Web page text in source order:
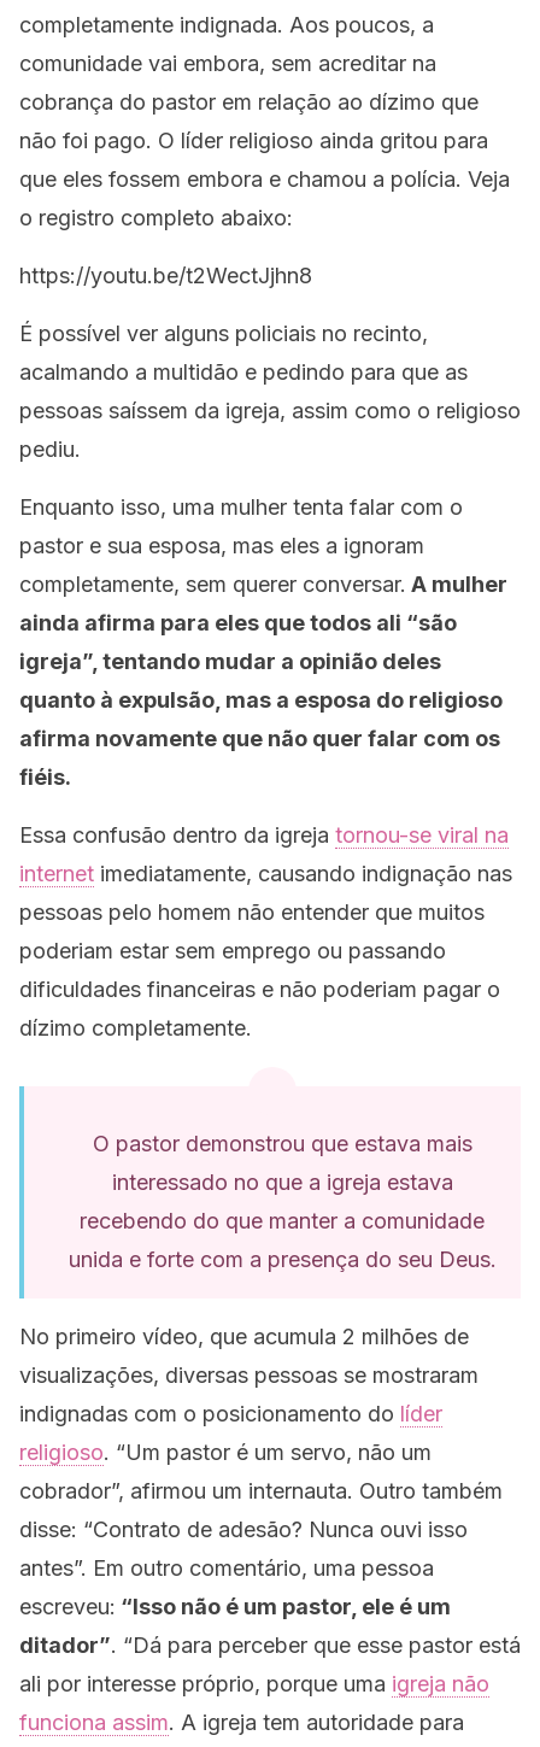
completamente indignada. Aos poucos, a
comunidade vai embora, sem acreditar na
cobrança do pastor em relação ao dízimo que
não foi pago. O líder religioso ainda gritou para
que eles fossem embora e chamou a polícia. Veja
o registro completo abaixo:
https://youtu.be/t2WectJjhn8
É possível ver alguns policiais no recinto,
acalmando a multidão e pedindo para que as
pessoas saíssem da igreja, assim como o religioso
pediu.
Enquanto isso, uma mulher tenta falar com o
pastor e sua esposa, mas eles a ignoram
completamente, sem querer conversar. A mulher
ainda afirma para eles que todos ali “são
igreja”, tentando mudar a opinião deles
quanto à expulsão, mas a esposa do religioso
afirma novamente que não quer falar com os
fiéis.
Essa confusão dentro da igreja tornou-se viral na
internet imediatamente, causando indignação nas
pessoas pelo homem não entender que muitos
poderiam estar sem emprego ou passando
dificuldades financeiras e não poderiam pagar o
dízimo completamente.
O pastor demonstrou que estava mais
interessado no que a igreja estava
recebendo do que manter a comunidade
unida e forte com a presença do seu Deus.
No primeiro vídeo, que acumula 2 milhões de
visualizações, diversas pessoas se mostraram
indignadas com o posicionamento do líder
religioso. “Um pastor é um servo, não um
cobrador”, afirmou um internauta. Outro também
disse: “Contrato de adesão? Nunca ouvi isso
antes”. Em outro comentário, uma pessoa
escreveu: “Isso não é um pastor, ele é um
ditador”. “Dá para perceber que esse pastor está
ali por interesse próprio, porque uma igreja não
funciona assim. A igreja tem autoridade para